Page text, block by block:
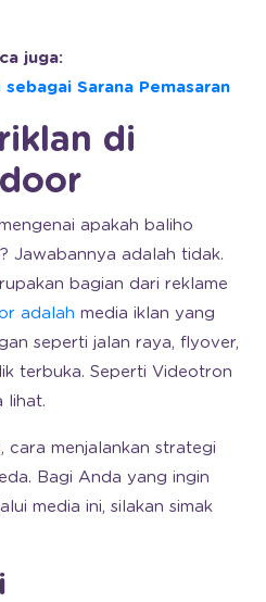
juga:
Sarana Pemasaran
di
apakah baliho
Jawabannya adalah tidak.
bagian dari reklame
adalah media iklan yang
seperti jalan raya, flyover,
terbuka. Seperti Videotron
lihat.
cara menjalankan strategi
Bagi Anda yang ingin
media ini, silakan simak